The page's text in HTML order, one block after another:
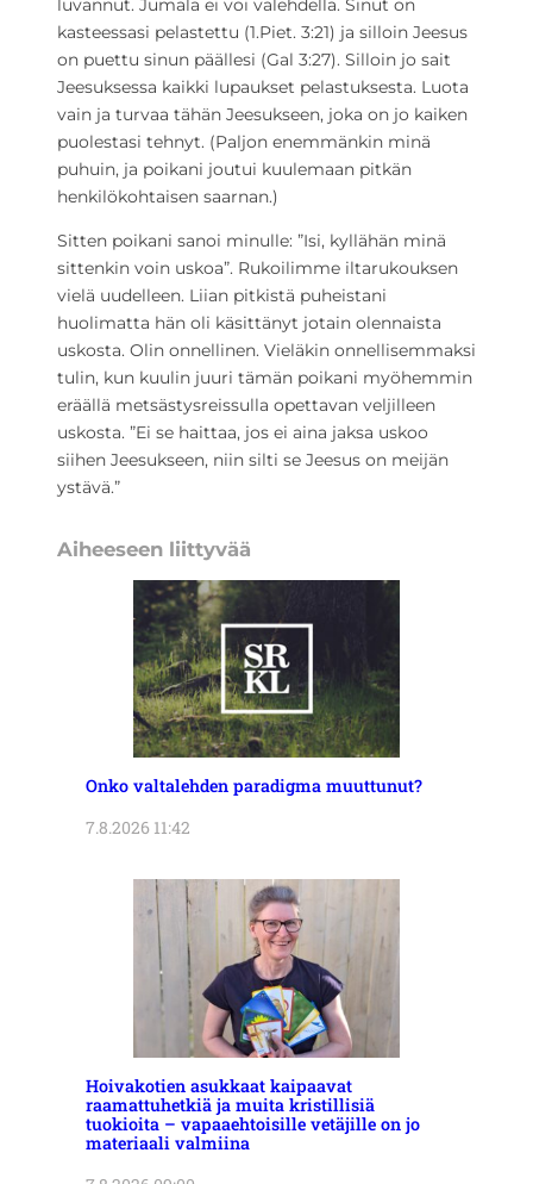
luvannut. Jumala ei voi valehdella. Sinut on
kasteessasi pelastettu (1.Piet. 3:21) ja silloin Jeesus
on puettu sinun päällesi (Gal 3:27). Silloin jo sait
Jeesuksessa kaikki lupaukset pelastuksesta. Luota
vain ja turvaa tähän Jeesukseen, joka on jo kaiken
puolestasi tehnyt. (Paljon enemmänkin minä
puhuin, ja poikani joutui kuulemaan pitkän
henkilökohtaisen saarnan.)
Sitten poikani sanoi minulle: ”Isi, kyllähän minä
sittenkin voin uskoa”. Rukoilimme iltarukouksen
vielä uudelleen. Liian pitkistä puheistani
huolimatta hän oli käsittänyt jotain olennaista
uskosta. Olin onnellinen. Vieläkin onnellisemmaksi
tulin, kun kuulin juuri tämän poikani myöhemmin
eräällä metsästysreissulla opettavan veljilleen
uskosta. ”Ei se haittaa, jos ei aina jaksa uskoo
siihen Jeesukseen, niin silti se Jeesus on meijän
ystävä.”
Aiheeseen liittyvää
Onko valtalehden paradigma muuttunut?
7.8.2026 11:42
Hoivakotien asukkaat kaipaavat
raamattuhetkiä ja muita kristillisiä
tuokioita – vapaaehtoisille vetäjille on jo
materiaali valmiina